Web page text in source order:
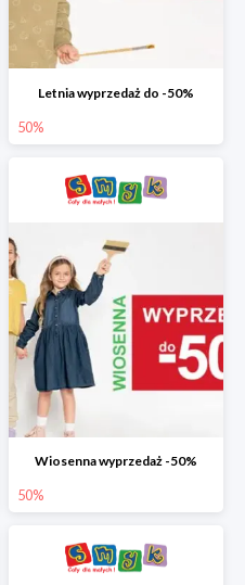
Letnia wyprzedaż do -50%
50%
Wiosenna wyprzedaż -50%
50%